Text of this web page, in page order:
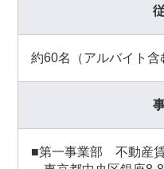
約60名（アルバイト含
■第一事業部 不動産